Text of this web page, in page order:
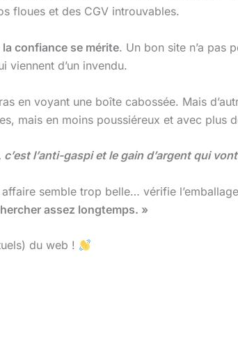
floues et des CGV introuvables.
la confiance se mérite. Un bon site n’a pas
viennent d’un invendu.
en voyant une boîte cabossée. Mais
mais en moins poussiéreux et avec plus
l’anti-gaspi et le gain d’argent qui
semble trop belle… vérifie
assez longtemps. »
du web !